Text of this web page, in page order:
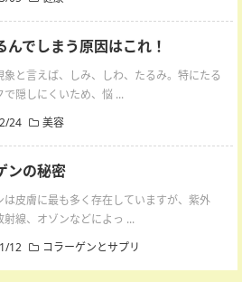
んでしまう原因はこれ！
象と言えば、しみ、しわ、たるみ。特にたる
で隠しにくいため、悩 ...
24
美容
ンの秘密
は皮膚に最も多く存在していますが、紫外
射線、オゾンなどによっ ...
12
コラーゲンとサプリ